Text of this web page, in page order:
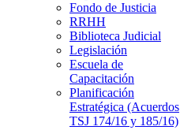
Fondo de Justicia
RRHH
Biblioteca Judicial
Legislación
Escuela de
Capacitación
Planificación
Estratégica (Acuerdos
TSJ 174/16 y 185/16)